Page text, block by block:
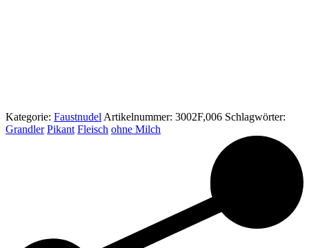
Kategorie: Faustnudel Artikelnummer: 3002F,006 Schlagwörter:
Grandler Pikant Fleisch ohne Milch